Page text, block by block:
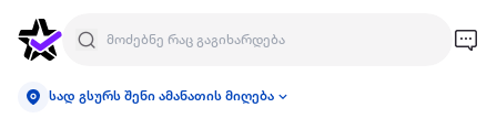
სად გსურს შენი ამანათის მიღება